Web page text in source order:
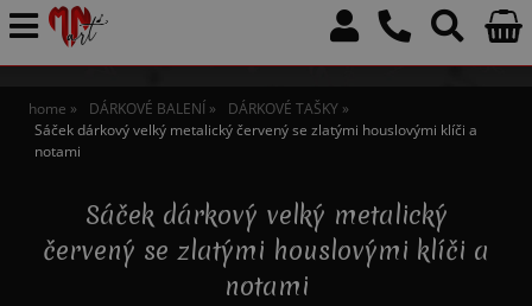
home DÁRKOVÉ BALENÍ
DÁRKOVÉ TAŠKY
Sáček dárkový velký metalický červený se zlatými houslovými klíči a
notami
Sáček dárkový velký metalický
červený se zlatými houslovými klíči a
notami